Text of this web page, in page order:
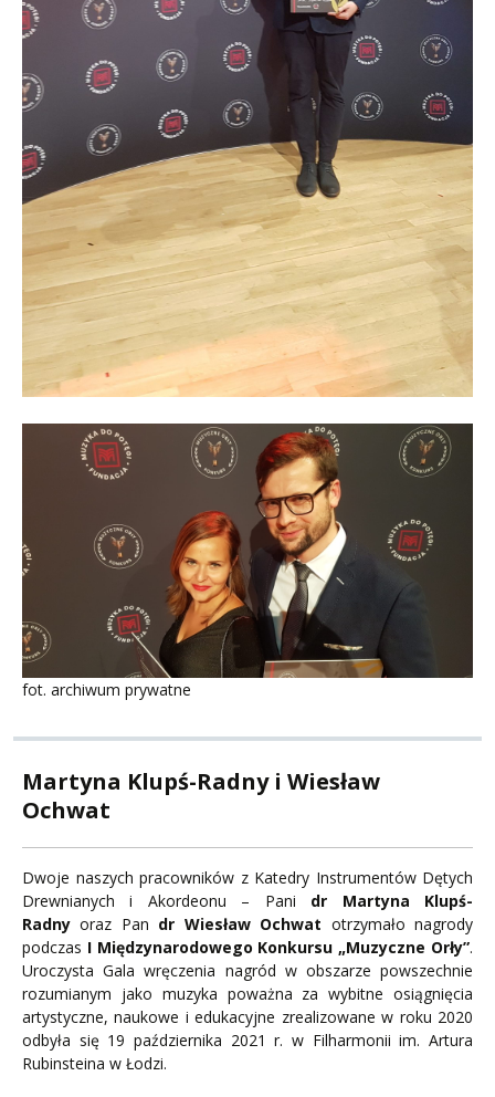
fot. archiwum prywatne
Martyna Klupś-Radny i Wiesław
Ochwat
Dwoje naszych pracowników z Katedry Instrumentów Dętych
Drewnianych i Akordeonu – Pani dr Martyna Klupś-
Radny oraz Pan dr Wiesław Ochwat otrzymało nagrody
podczas I Międzynarodowego Konkursu „Muzyczne Orły”.
Uroczysta Gala wręczenia nagród w obszarze powszechnie
rozumianym jako muzyka poważna za wybitne osiągnięcia
artystyczne, naukowe i edukacyjne zrealizowane w roku 2020
odbyła się 19 października 2021 r. w Filharmonii im. Artura
Rubinsteina w Łodzi.